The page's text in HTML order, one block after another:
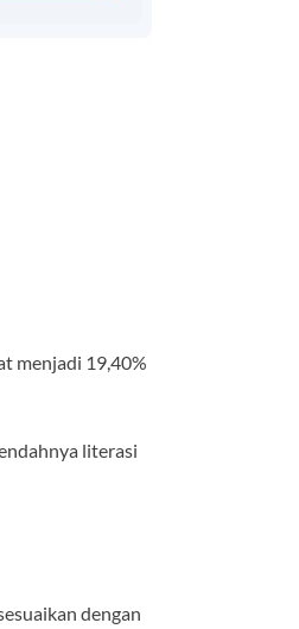
menjadi 19,40%
literasi
dengan